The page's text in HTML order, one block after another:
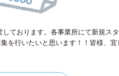
ております。各事業所にて新規ス
を行いたいと思います！！皆様、宜